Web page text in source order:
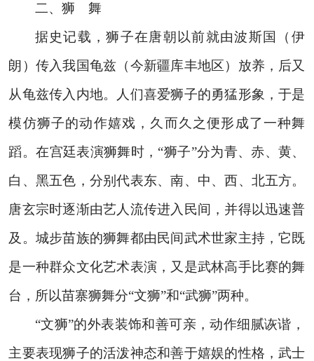
二、狮 舞
据史记载，狮子在唐朝以前就由波斯国（伊
朗）传入我国龟兹（今新疆库丰地区）放养，后又
从龟兹传入内地。人们喜爱狮子的勇猛形象，于是
模仿狮子的动作嬉戏，久而久之便形成了一种舞
蹈。在宫廷表演狮舞时，“狮子”分为青、赤、黄、
白、黑五色，分别代表东、南、中、西、北五方。
唐玄宗时逐渐由艺人流传进入民间，并得以迅速普
及。城步苗族的狮舞都由民间武术世家主持，它既
是一种群众文化艺术表演，又是武林高手比赛的舞
台，所以苗寨狮舞分“文狮”和“武狮”两种。
“文狮”的外表装饰和善可亲，动作细腻诙谐，
主要表现狮子的活泼神态和善于嬉娱的性格，武士